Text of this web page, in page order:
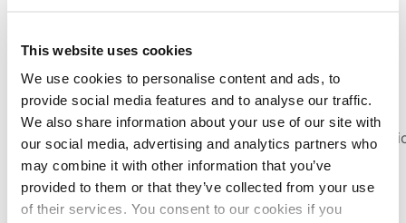
This website uses cookies
We use cookies to personalise content and ads, to
provide social media features and to analyse our traffic.
We also share information about your use of our site with
our social media, advertising and analytics partners who
may combine it with other information that you’ve
provided to them or that they’ve collected from your use
of their services. You consent to our cookies if you
Prerequisites
Avoir suivi la formation [VueJS]
(https://training.zenika.com/frfr/training/vuejs/
proposée par Zenika OU avoir plus d'1 an d'expérience
sur VueJS